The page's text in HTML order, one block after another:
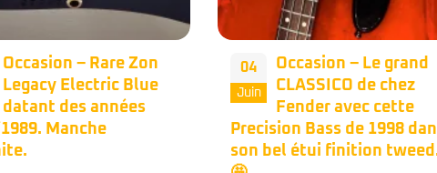
Occasion – Le grand
CLASSICO de chez
Fender avec cette
Bass de 1998 dans
étui finition tweed.
17
Mai
Occasion – Fender
Jazz Bass Plus ‘90s.
Micros Lace Sensor et
préamp Kubicki.